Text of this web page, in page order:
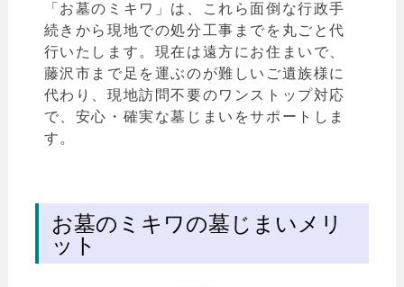
「お墓のミキワ」は、これら面倒な行政手
続きから現地での処分工事までを丸ごと代
行いたします。現在は遠方にお住まいで、
藤沢市まで足を運ぶのが難しいご遺族様に
代わり、現地訪問不要のワンストップ対応
で、安心・確実な墓じまいをサポートしま
す。
お墓のミキワの墓じまいメリ
ット